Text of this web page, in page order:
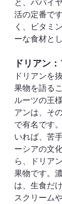
と、パパイ
活の定番で
く、ビタミ
ーな食材と
ドリアン
ドリアンを
果物を語る
ルーツの王
アンは、そ
で有名です
いれば、苦
ーシアの文
ら、ドリア
果物です。
は、生食だ
スクリーム